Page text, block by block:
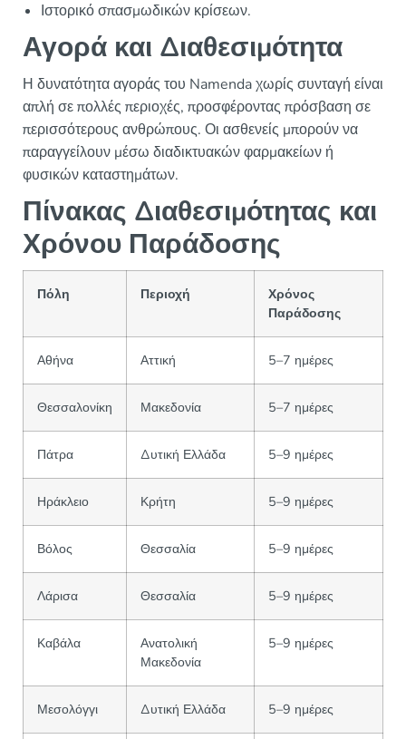
Ιστορικό σπασμωδικών κρίσεων.
Αγορά και Διαθεσιμότητα
Η δυνατότητα αγοράς του Namenda χωρίς συνταγή είναι
απλή σε πολλές περιοχές, προσφέροντας πρόσβαση σε
περισσότερους ανθρώπους. Οι ασθενείς μπορούν να
παραγγείλουν μέσω διαδικτυακών φαρμακείων ή
φυσικών καταστημάτων.
Πίνακας Διαθεσιμότητας και
Χρόνου Παράδοσης
Πόλη Περιοχή
Χρόνος
Παράδοσης
Αθήνα Αττική 5–7 ημέρες
Θεσσαλονίκη Μακεδονία 5–7 ημέρες
Πάτρα Δυτική Ελλάδα 5–9 ημέρες
Ηράκλειο Κρήτη 5–9 ημέρες
Βόλος Θεσσαλία 5–9 ημέρες
Λάρισα Θεσσαλία 5–9 ημέρες
Καβάλα
Ανατολική
Μακεδονία
5–9 ημέρες
Μεσολόγγι Δυτική Ελλάδα 5–9 ημέρες